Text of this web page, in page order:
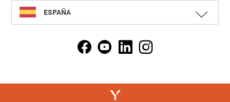
SELECT
LANGUAGE
ESPAÑA